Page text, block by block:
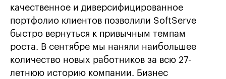
качественное и диверсифицированное
портфолио клиентов позволили SoftServe
быстро вернуться к привычным темпам
роста. В сентябре мы наняли наибольшее
количество новых работников за всю 27-
летнюю историю компании. Бизнес